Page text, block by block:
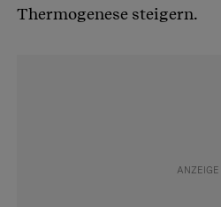
Thermogenese steigern.